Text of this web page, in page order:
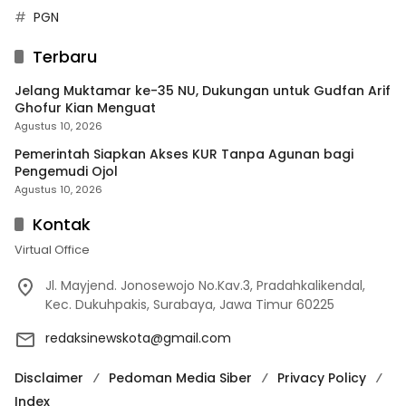
PGN
Terbaru
Jelang Muktamar ke-35 NU, Dukungan untuk Gudfan Arif
Ghofur Kian Menguat
Agustus 10, 2026
Pemerintah Siapkan Akses KUR Tanpa Agunan bagi
Pengemudi Ojol
Agustus 10, 2026
Kontak
Virtual Office
Jl. Mayjend. Jonosewojo No.Kav.3, Pradahkalikendal,
Kec. Dukuhpakis, Surabaya, Jawa Timur 60225
redaksinewskota@gmail.com
Disclaimer Pedoman Media Siber
Privacy Policy
Index